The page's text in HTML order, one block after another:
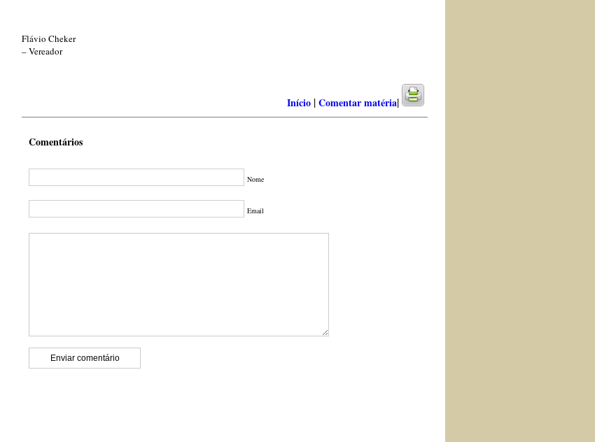
Flávio Cheker
– Vereador
Início |Comentar matéria|
Comentários
Nome
Email